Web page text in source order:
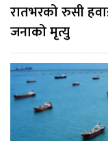
रातभरको रुसी
जनाको मृत्यु